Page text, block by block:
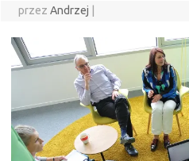
przez Andrzej